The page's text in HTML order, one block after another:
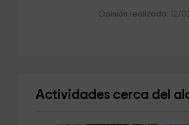
Opinión realizada: 12/
Actividades cerca del